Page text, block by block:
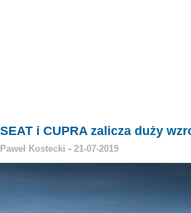
SEAT i CUPRA zalicza duży
Paweł Kostecki - 21-07-2019